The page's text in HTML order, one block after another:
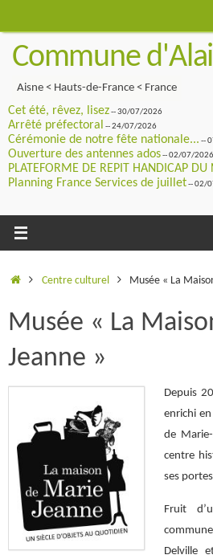
au
contenu
Commune
Aisne < Hauts-de-France < France
Cet été, rêvez, lisez-- 30/07/2026
Arrêté préfectoral -- 24/07/2026
Cérémonie de notre fête nationale... --
Ouverture des antennes ados-- 02/07/2026
PLATEFORME DE REPIT HANDICAP DU
Planning France Services de juillet-- 02/
AccueilCentre culturel Musée « La
Musée « La
Jeanne »
Depuis
enrichi
de
centre
ses
Fruit
Delville